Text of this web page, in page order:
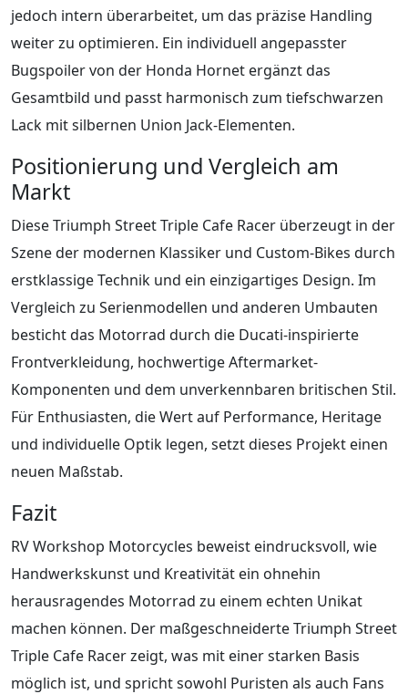
jedoch intern überarbeitet, um das präzise Handling
weiter zu optimieren. Ein individuell angepasster
Bugspoiler von der Honda Hornet ergänzt das
Gesamtbild und passt harmonisch zum tiefschwarzen
Lack mit silbernen Union Jack-Elementen.
Positionierung und Vergleich am
Markt
Diese Triumph Street Triple Cafe Racer überzeugt in der
Szene der modernen Klassiker und Custom-Bikes durch
erstklassige Technik und ein einzigartiges Design. Im
Vergleich zu Serienmodellen und anderen Umbauten
besticht das Motorrad durch die Ducati-inspirierte
Frontverkleidung, hochwertige Aftermarket-
Komponenten und dem unverkennbaren britischen Stil.
Für Enthusiasten, die Wert auf Performance, Heritage
und individuelle Optik legen, setzt dieses Projekt einen
neuen Maßstab.
Fazit
RV Workshop Motorcycles beweist eindrucksvoll, wie
Handwerkskunst und Kreativität ein ohnehin
herausragendes Motorrad zu einem echten Unikat
machen können. Der maßgeschneiderte Triumph Street
Triple Cafe Racer zeigt, was mit einer starken Basis
möglich ist, und spricht sowohl Puristen als auch Fans